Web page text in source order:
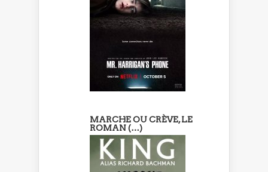
MARCHE OU CRÈVE, LE
ROMAN (…)